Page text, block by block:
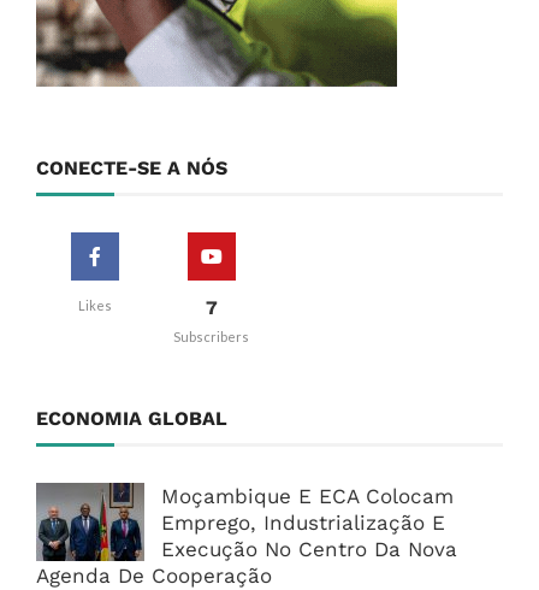
CONECTE-SE A NÓS
Likes 7
Subscribers
ECONOMIA GLOBAL
Moçambique E ECA Colocam
Emprego, Industrialização E
Execução No Centro Da Nova
Agenda De Cooperação